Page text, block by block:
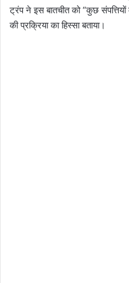
ट्रंप ने इस बातचीत को “कुछ
की प्रक्रिया का हिस्सा बताया।